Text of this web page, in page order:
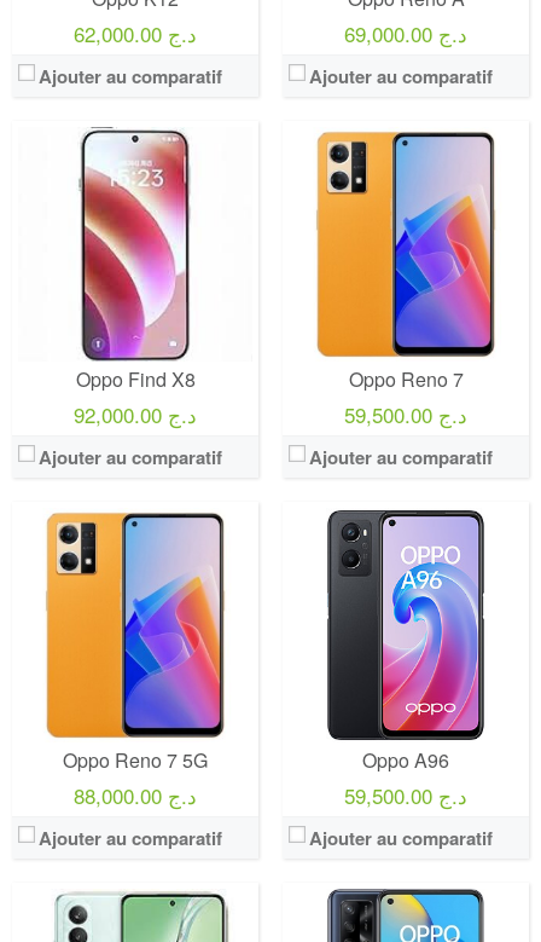
62,000.00 د.ج
Ajouter au comparatif
69,000.00 د.ج
Ajouter au comparatif
Oppo Find X8
92,000.00 د.ج
Ajouter au comparatif
Oppo Reno 7
59,500.00 د.ج
Ajouter au comparatif
Oppo Reno 7 5G
88,000.00 د.ج
Ajouter au comparatif
Oppo A96
59,500.00 د.ج
Ajouter au comparatif